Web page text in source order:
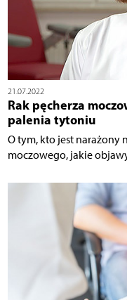
21.07.2022
Rak pęcherza
palenia tytoniu
O tym, kto jest narażony
moczowego, jakie